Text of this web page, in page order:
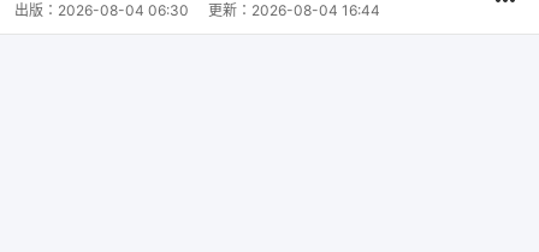
出版： 2026-08-04 06:30 更新： 2026-08-04 16:44